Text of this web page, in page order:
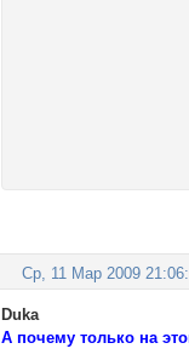
Ср, 11 Мар 2009
Duka
А почему только на